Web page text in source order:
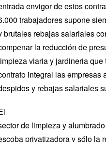
envigor de estos
trabajadores supone
brutales rebajas salariales
la reducción de
viaria y jardineria
integral las empresas
y rebajas salariales
de limpieza y
privatizadora y sólo la